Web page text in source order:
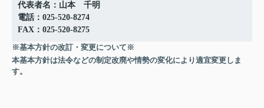
代表者名：山本 千明
電話：025-520-8274
FAX：025-520-8275
※基本方針の改訂・変更について※
本基本方針は法令などの制定改廃や情勢の変化により適宜変更しま
す。